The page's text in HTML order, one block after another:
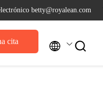
betty@royalean.com
cita  